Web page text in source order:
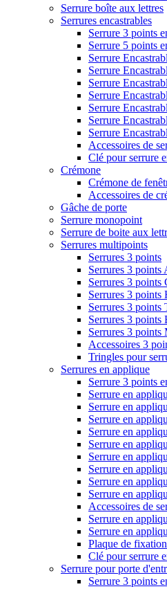
Serrure boîte aux lettres
Serrures encastrables
Serrure 3 points
Serrure 5 points
Serrure
Serrure
Serrure
Serrure
Serrure
Serrure
Serrure
Accessoires de
Clé pour serrure
Crémone
Crémone de
Accessoires de
Gâche de porte
Serrure monopoint
Serrure de boite aux
Serrures multipoints
Serrures 3 points
Serrures 3 points
Serrures 3 points
Serrures 3 points
Serrures 3 points
Serrures 3 points
Serrures 3 points
Accessoires 3
Tringles pour
Serrures en applique
Serrure 3 points
Serrure en
Serrure en
Serrure en
Serrure en
Serrure en
Serrure en
Serrure en
Serrure en
Serrure en
Accessoires de
Serrure en
Serrure en
Plaque de fixation
Clé pour serrure
Serrure pour porte
Serrure 3 points